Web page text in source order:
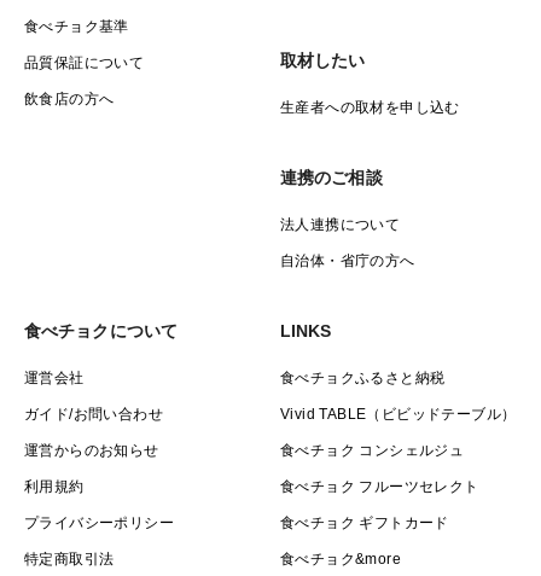
食べチョク基準
品質保証について
飲食店の方へ
取材したい
生産者への取材を申し込む
連携のご相談
法人連携について
自治体・省庁の方へ
食べチョクについて
運営会社
ガイド/お問い合わせ
運営からのお知らせ
利用規約
プライバシーポリシー
特定商取引法
LINKS
食べチョクふるさと納税
Vivid TABLE（ビビッドテーブル）
食べチョク コンシェルジュ
食べチョク フルーツセレクト
食べチョク ギフトカード
食べチョク&more